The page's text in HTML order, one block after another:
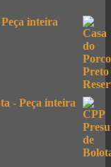
inteira
- Peça inteira